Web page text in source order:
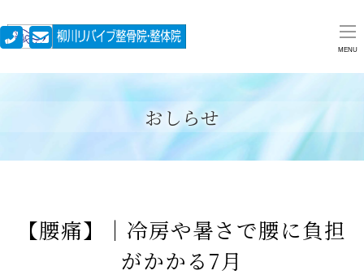
MENU
おしらせ
【腰痛】｜冷房や暑さで腰に負担
がかかる7月